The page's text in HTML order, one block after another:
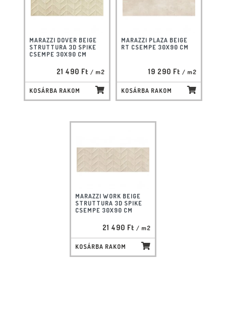
MARAZZI DOVER BEIGE
STRUTTURA 3D SPIKE
CSEMPE 30X90 CM
21 490 Ft / m2
KOSÁRBA RAKOM
MARAZZI PLAZA BEIGE
RT CSEMPE 30X90 CM
19 290 Ft / m2
KOSÁRBA RAKOM
MARAZZI WORK BEIGE
STRUTTURA 3D SPIKE
CSEMPE 30X90 CM
21 490 Ft / m2
KOSÁRBA RAKOM